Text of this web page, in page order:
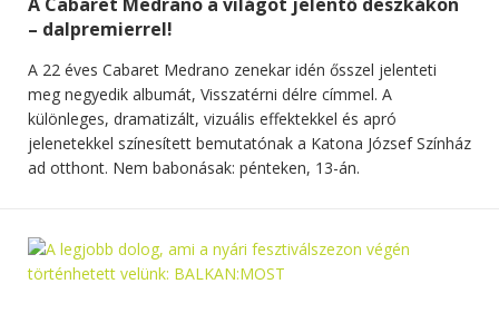
– dalpremierrel!
A 22 éves Cabaret Medrano zenekar idén ősszel jelenteti
meg negyedik albumát, Visszatérni délre címmel. A
különleges, dramatizált, vizuális effektekkel és apró
jelenetekkel színesített bemutatónak a Katona József Színház
ad otthont. Nem babonásak: pénteken, 13-án.